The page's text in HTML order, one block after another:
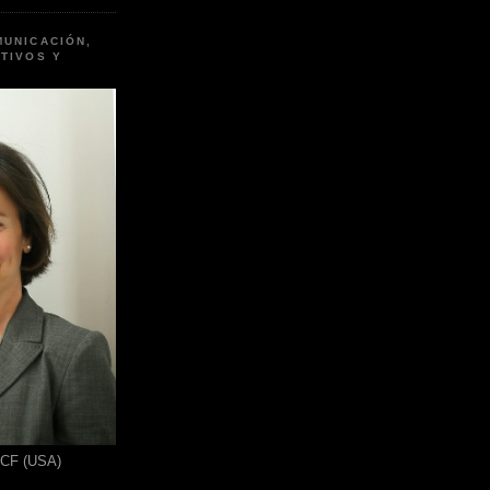
Y
(USA)